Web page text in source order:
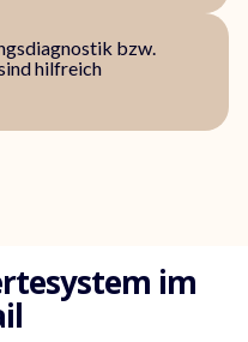
bzw.
hilfreich
im